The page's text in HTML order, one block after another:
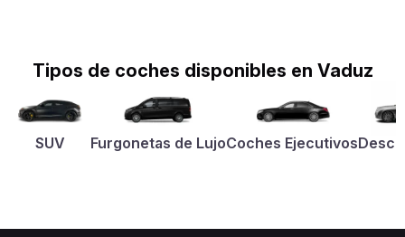
Tipos de coches disponibles en Vaduz
SUV Furgonetas de LujoCoches Ejecutivos